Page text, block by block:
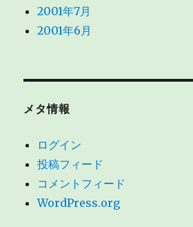
2001年7月
2001年6月
メタ情報
ログイン
投稿フィード
コメントフィード
WordPress.org